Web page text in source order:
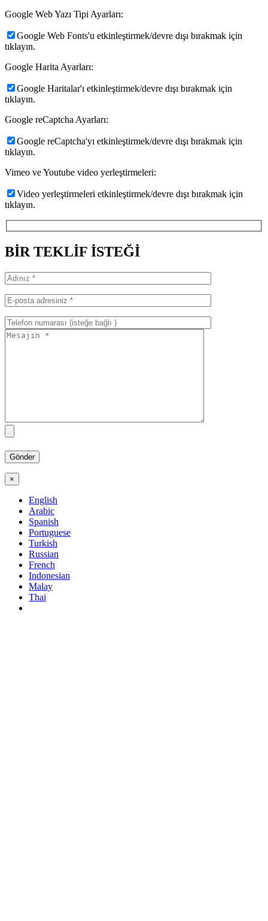
Google Web Yazı Tipi Ayarları:
Google Web Fonts'u etkinleştirmek/devre dışı bırakmak için
tıklayın.
Google Harita Ayarları:
Google Haritalar'ı etkinleştirmek/devre dışı bırakmak için
tıklayın.
Google reCaptcha Ayarları:
Google reCaptcha'yı etkinleştirmek/devre dışı bırakmak için
tıklayın.
Vimeo ve Youtube video yerleştirmeleri:
Video yerleştirmeleri etkinleştirmek/devre dışı bırakmak için
tıklayın.
BİR TEKLİF İSTEĞİ
×
English
Arabic
Spanish
Portuguese
Turkish
Russian
French
Indonesian
Malay
Thai